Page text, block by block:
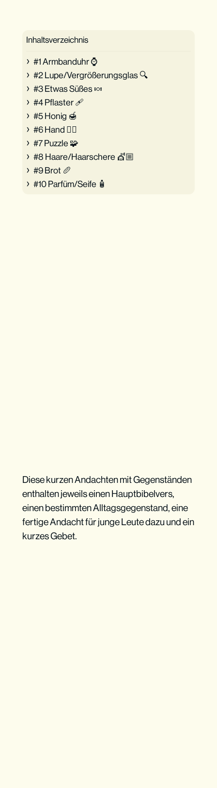
Inhaltsverzeichnis
#1 Armbanduhr ⌚
#2 Lupe/Vergrößerungsglas 🔍
#3 Etwas Süßes 🍬
#4 Pflaster 🩹
#5 Honig 🍯
#6 Hand ✋🏼
#7 Puzzle 🧩
#8 Haare/Haarschere 💇🏼
#9 Brot 🥖
#10 Parfüm/Seife 🧴
Diese kurzen Andachten mit Gegenständen
enthalten jeweils einen Hauptbibelvers,
einen bestimmten Alltagsgegenstand, eine
fertige Andacht für junge Leute dazu und ein
kurzes Gebet.